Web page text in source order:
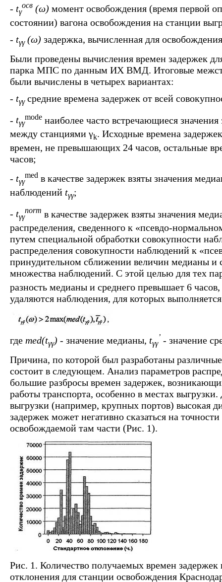
- tγ
осв (ω) момент освобождения (время первой
состоянии) вагона освобождения на станции
- tγγ(ω) задержка, вычисленная для
Были проведены вычисления времен задержек
парка МПС по данным ИХ ВМД. Итоговые
были вычислены в четырех вариантах:
- tγγ средние времена задержек от всей
- tγγ
mode наиболее часто встречающиеся
между станциями γk. Исходные времена
времен, не превышающих 24 часов, остальные
часов;
- tγγ
med в качестве задержек взяты значения
наблюдений tγγ;
- tγγ
norm в качестве задержек взяты значения
распределения, сведенного к «псевдо-
путем специальной обработки совокупности
распределения совокупности наблюдений к
принудительном сближении величин медианы и
множества наблюдений. С этой целью для тех
разность медианы и среднего превышает 6
удаляются наблюдения, для которых
где med(tγγ) - значение медианы, tγγ
’ - значение
Причина, по которой был разработаны
состоит в следующем. Анализ параметров
большие разбросы времен задержек,
работы транспорта, особенно в местах
выгрузки (например, крупных портов) высокая
задержек может негативно сказаться на
освобождаемой там части (Рис. 1).
Рис. 1. Количество получаемых времен задержек
отклонения для станции освобождения